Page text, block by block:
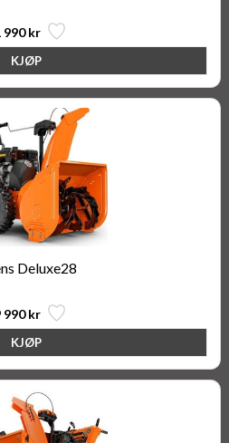
990 kr
Deluxe28
990 kr